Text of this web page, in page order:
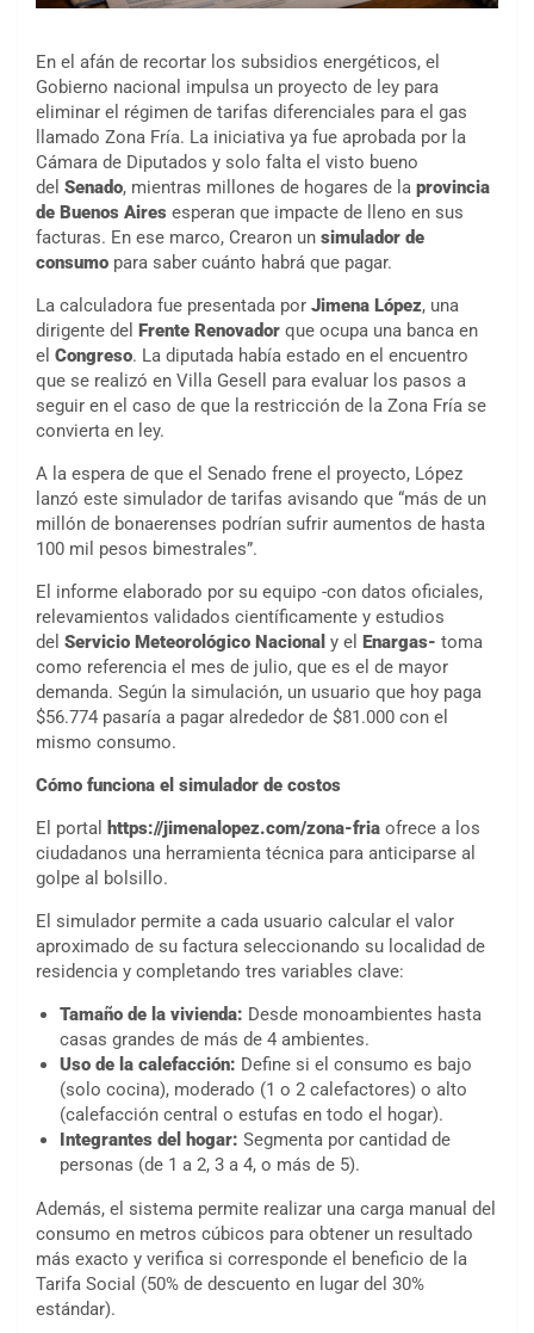
En el afán de recortar los subsidios energéticos, el
Gobierno nacional impulsa un proyecto de ley para
eliminar el régimen de tarifas diferenciales para el gas
llamado Zona Fría. La iniciativa ya fue aprobada por la
Cámara de Diputados y solo falta el visto bueno
del Senado, mientras millones de hogares de la provincia
de Buenos Aires esperan que impacte de lleno en sus
facturas. En ese marco, Crearon un simulador de
consumo para saber cuánto habrá que pagar.
La calculadora fue presentada por Jimena López, una
dirigente del Frente Renovador que ocupa una banca en
el Congreso. La diputada había estado en el encuentro
que se realizó en Villa Gesell para evaluar los pasos a
seguir en el caso de que la restricción de la Zona Fría se
convierta en ley.
A la espera de que el Senado frene el proyecto, López
lanzó este simulador de tarifas avisando que “más de un
millón de bonaerenses podrían sufrir aumentos de hasta
100 mil pesos bimestrales”.
El informe elaborado por su equipo -con datos oficiales,
relevamientos validados científicamente y estudios
del Servicio Meteorológico Nacional y el Enargas- toma
como referencia el mes de julio, que es el de mayor
demanda. Según la simulación, un usuario que hoy paga
$56.774 pasaría a pagar alrededor de $81.000 con el
mismo consumo.
Cómo funciona el simulador de costos
El portal
https://jimenalopez.com/zona-fria ofrece a los
ciudadanos una herramienta técnica para anticiparse al
golpe al bolsillo.
El simulador permite a cada usuario calcular el valor
aproximado de su factura seleccionando su localidad de
residencia y completando tres variables clave:
Tamaño de la vivienda: Desde monoambientes hasta
casas grandes de más de 4 ambientes.
Uso de la calefacción: Define si el consumo es bajo
(solo cocina), moderado (1 o 2 calefactores) o alto
(calefacción central o estufas en todo el hogar).
Integrantes del hogar: Segmenta por cantidad de
personas (de 1 a 2, 3 a 4, o más de 5).
Además, el sistema permite realizar una carga manual del
consumo en metros cúbicos para obtener un resultado
más exacto y verifica si corresponde el beneficio de la
Tarifa Social (50% de descuento en lugar del 30%
estándar).